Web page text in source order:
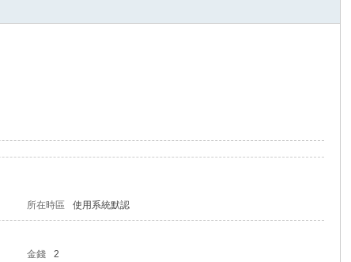
所在時區 使用系統默認
金錢
2